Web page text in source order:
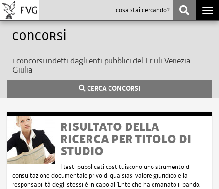
Concorsi
i concorsi indetti dagli enti pubblici del Friuli Venezia
Giulia
CERCA CONCORSI
RISULTATO DELLA
RICERCA PER TITOLO DI
STUDIO
I testi pubblicati costituiscono uno strumento di
consultazione documentale privo di qualsiasi valore giuridico e la
responsabilità degli stessi è in capo all'Ente che ha emanato il bando.